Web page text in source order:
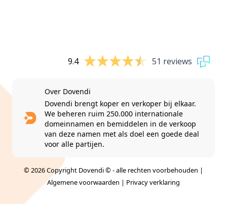
9.4 51 reviews
Over Dovendi
Dovendi brengt koper en verkoper bij elkaar.
We beheren ruim 250.000 internationale
domeinnamen en bemiddelen in de verkoop
van deze namen met als doel een goede deal
voor alle partijen.
© 2026 Copyright Dovendi © - alle rechten voorbehouden |
Algemene voorwaarden | Privacy verklaring